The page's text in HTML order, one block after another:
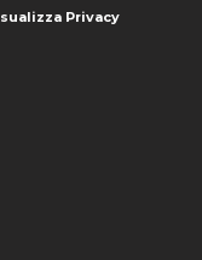
Privacy